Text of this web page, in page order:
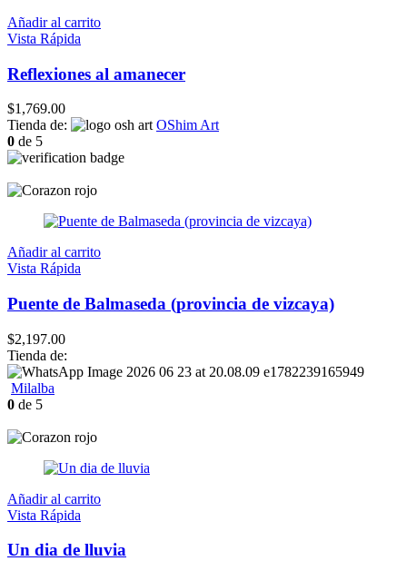
Añadir al carrito
Vista Rápida
Reflexiones al amanecer
$1,769.00
Tienda de:
OShim Art
0 de 5
Añadir al carrito
Vista Rápida
Puente de Balmaseda (provincia de vizcaya)
$2,197.00
Tienda de:
Milalba
0 de 5
Añadir al carrito
Vista Rápida
Un dia de lluvia